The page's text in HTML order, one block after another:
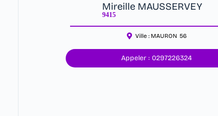
Mireille MAUSSERVEY
9415
Ville : MAURON 56
Appeler : 0297226324